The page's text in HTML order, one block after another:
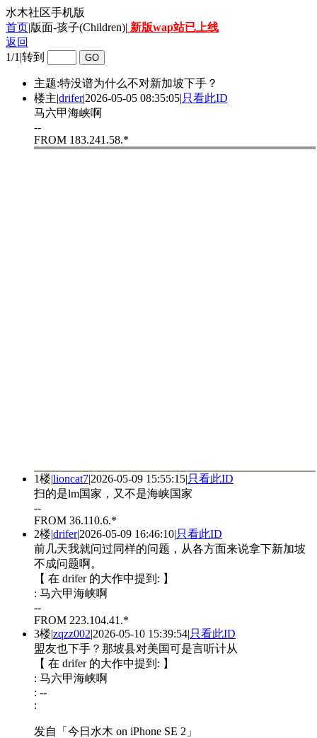
水木社区手机版
首页|版面-孩子(Children)| 新版wap站已上线
返回
1/1 |转到
主题:特没谱为什么不对新加坡下手？
楼主|drifer|2026-05-05 08:35:05|只看此ID
马六甲海峡啊
--
FROM 183.241.58.*
1楼|lioncat7|2026-05-09 15:55:15|只看此ID
扫的是lm国家，又不是海峡国家
--
FROM 36.110.6.*
2楼|drifer|2026-05-09 16:46:10|只看此ID
前几天我就问过同样的问题，从各方面来说拿下新加坡
不成问题啊。
【 在 drifer 的大作中提到: 】
: 马六甲海峡啊
--
FROM 223.104.41.*
3楼|zqzz002|2026-05-10 15:39:54|只看此ID
盟友也下手？那坡县对美国可是言听计从
【 在 drifer 的大作中提到: 】
: 马六甲海峡啊
: --
:
发自「今日水木 on iPhone SE 2」